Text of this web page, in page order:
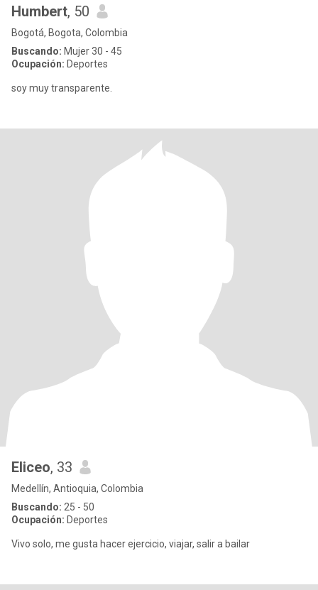
Humbert, 50
Bogotá, Bogota, Colombia
Buscando: Mujer 30 - 45
Ocupación: Deportes
soy muy transparente.
Eliceo, 33
Medellín, Antioquia, Colombia
Buscando: 25 - 50
Ocupación: Deportes
Vivo solo, me gusta hacer ejercicio, viajar, salir a bailar